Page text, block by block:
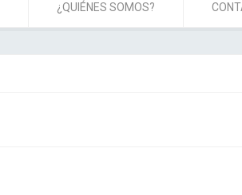
¿QUIÉNES SOMOS?